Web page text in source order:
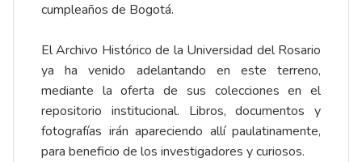
cumpleaños de Bogotá.
El Archivo Histórico de la Universidad del Rosario
ya ha venido adelantando en este terreno,
mediante la oferta de sus colecciones en el
repositorio institucional. Libros, documentos y
fotografías irán apareciendo allí paulatinamente,
para beneficio de los investigadores y curiosos.